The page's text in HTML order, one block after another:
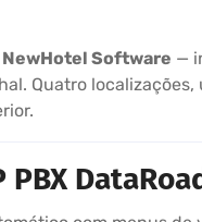
NewHotel Software —
Quatro